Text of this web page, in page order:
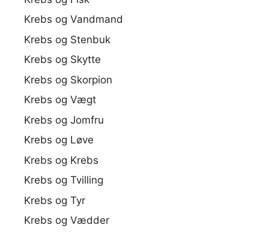
Krebs og Vandmand
Krebs og Stenbuk
Krebs og Skytte
Krebs og Skorpion
Krebs og Vægt
Krebs og Jomfru
Krebs og Løve
Krebs og Krebs
Krebs og Tvilling
Krebs og Tyr
Krebs og Vædder